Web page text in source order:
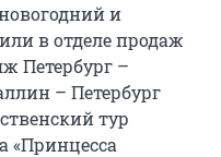
и
в отделе продаж
Петербург –
– Петербург
тур
«Принцесса